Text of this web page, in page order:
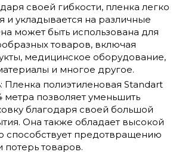
своей гибкости, пленка легко
и укладывается на различные
может быть использована для
товаров, включая
медицинское оборудование,
и многое другое.
Пленка полиэтиленовая Standart
позволяет уменьшить
благодаря своей большой
Она также обладает высокой
способствует предотвращению
товаров.